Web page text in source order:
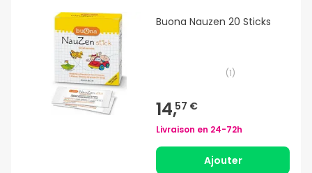
Buona Nauzen 20 Sticks
(1)
14,57 €
Livraison en 24-72h
Ajouter